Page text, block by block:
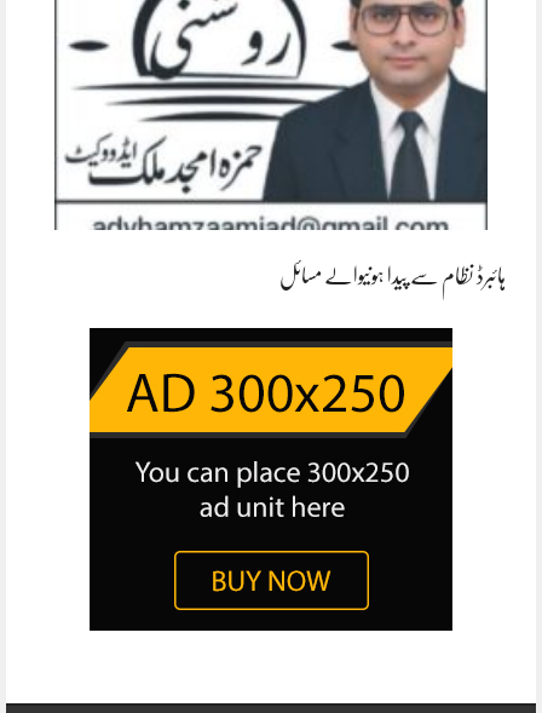
ہائبرڈ نظام سے پیدا ہونیوالے مسائل